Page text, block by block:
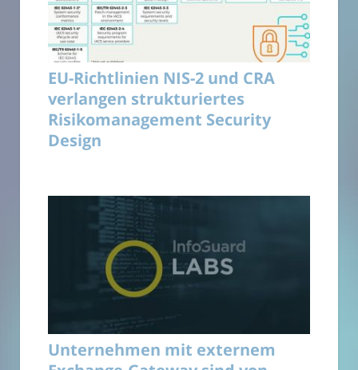
EU-Richtlinien NIS-2 und CRA
verlangen strukturiertes
Risikomanagement Security
Design
Unternehmen mit externem